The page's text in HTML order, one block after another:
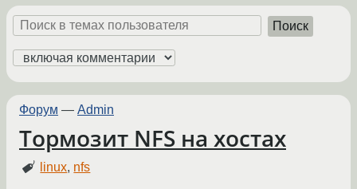
Поиск
Форум — Admin
Тормозит NFS на хостах
linux, nfs